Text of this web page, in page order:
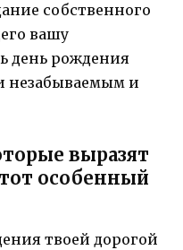
собственного
вашу
день рождения
незабываемым и
выразят
особенный
твоей дорогой